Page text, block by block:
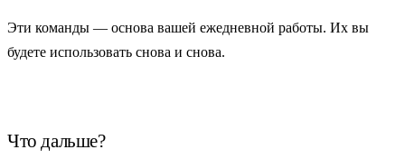
Эти команды — основа вашей ежедневной работы. Их вы
будете использовать снова и снова.
Что дальше?